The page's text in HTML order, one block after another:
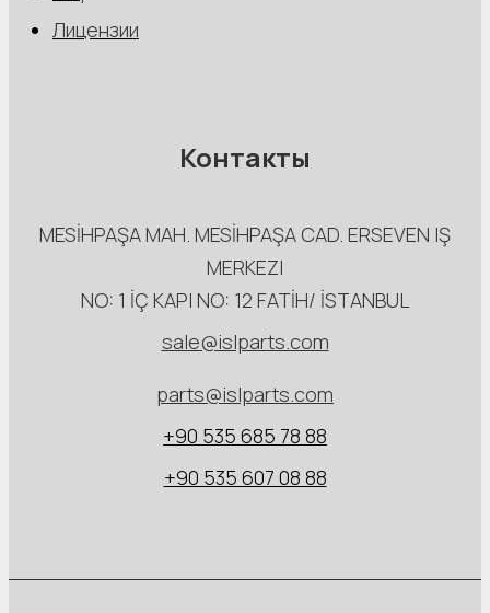
Лицензии
Контакты
MESİHPAŞA МАН. MESİHPAŞA CAD. ERSEVEN IŞ
MERKEZI
NO: 1 İÇ КАРI NO: 12 FATİH/ İSTANBUL
sale@islparts.com
parts@islparts.com
+90 535 685 78 88
+90 535 607 08 88